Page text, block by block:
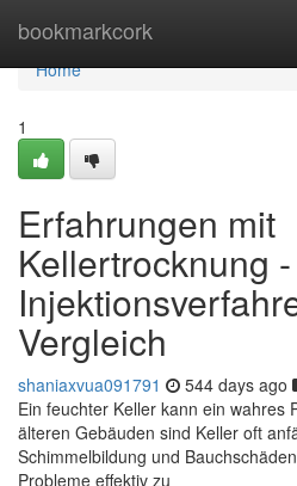
bookmarkcork
Home
Home
1
Erfahrungen mit
Kellertrocknung -
Vergleich
shaniaxvua091791 544 days ago
Ein feuchter Keller kann ein wahres
älteren Gebäuden sind Keller oft
Schimmelbildung und
Probleme effektiv zu